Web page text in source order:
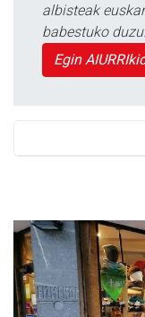
albisteak
babestuko duzu.
Egin